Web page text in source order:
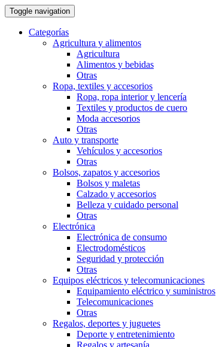
Toggle navigation
Categorías
Agricultura y alimentos
Agricultura
Alimentos y bebidas
Otras
Ropa, textiles y accesorios
Ropa, ropa interior y lencería
Textiles y productos de cuero
Moda accesorios
Otras
Auto y transporte
Vehí­culos y accesorios
Otras
Bolsos, zapatos y accesorios
Bolsos y maletas
Calzado y accesorios
Belleza y cuidado personal
Otras
Electrónica
Electrónica de consumo
Electrodomésticos
Seguridad y protección
Otras
Equipos eléctricos y telecomunicaciones
Equipamiento eléctrico y suministros
Telecomunicaciones
Otras
Regalos, deportes y juguetes
Deporte y entretenimiento
Regalos y artesaní­a